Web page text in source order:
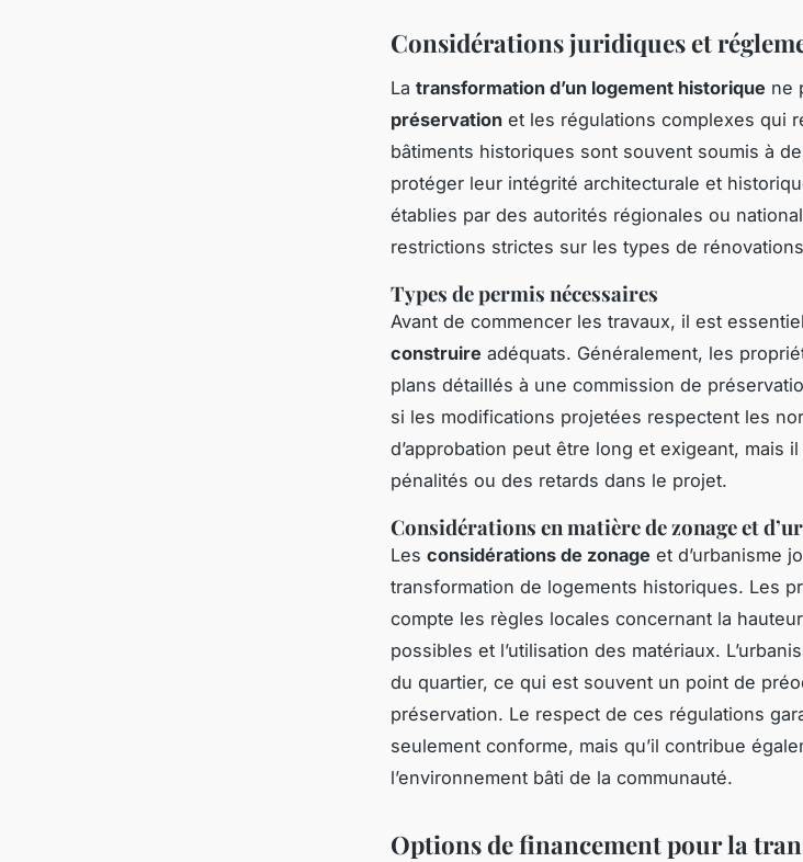
Considérations juridiques et
La transformation d’un logement historique ne
préservation et les régulations complexes qui
bâtiments historiques sont souvent soumis à
protéger leur intégrité architecturale et
établies par des autorités régionales ou
restrictions strictes sur les types de
Types de permis nécessaires
Avant de commencer les travaux, il est
construire adéquats. Généralement, les
plans détaillés à une commission de
si les modifications projetées respectent les
d’approbation peut être long et exigeant, mais
pénalités ou des retards dans le projet.
Considérations en matière de zonage et
Les considérations de zonage et d’urbanisme
transformation de logements historiques. Les
compte les règles locales concernant la
possibles et l’utilisation des matériaux.
du quartier, ce qui est souvent un point de
préservation. Le respect de ces régulations
seulement conforme, mais qu’il contribue
l’environnement bâti de la communauté.
Options de financement pour la